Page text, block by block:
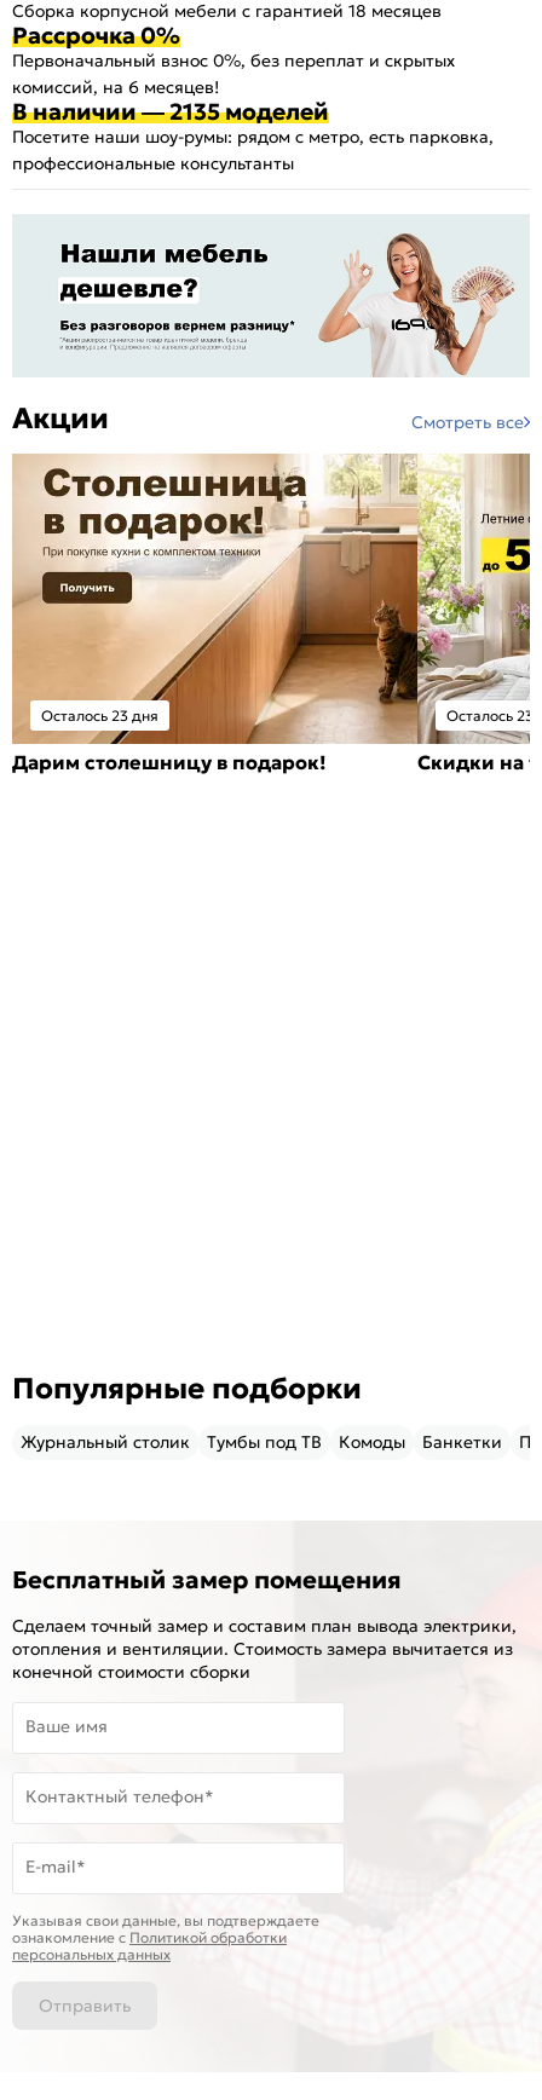
Сборка корпусной мебели с гарантией 18 месяцев
Рассрочка 0%
Первоначальный взнос 0%, без переплат и скрытых
комиссий, на 6 месяцев!
В наличии — 2135 моделей
Посетите наши шоу-румы: рядом с метро, есть парковка,
профессиональные консультанты
Акции Смотреть все
Осталось 23 дня
Дарим столешницу в подарок!
Осталось 23
Скидки на
Популярные подборки
Журнальный столик Тумбы под ТВ Комоды Банкетки
Бесплатный замер помещения
Сделаем точный замер и составим план вывода электрики,
отопления и вентиляции. Стоимость замера вычитается из
конечной стоимости сборки
Ваше имя
Контактный телефон*
E-mail*
Указывая свои данные, вы подтверждаете
ознакомление c Политикой обработки
персональных данных
Отправить